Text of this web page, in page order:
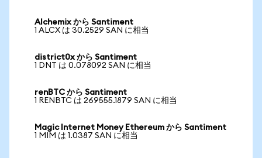
Alchemix から Santiment
1 ALCX は 30.2529 SAN に相当
district0x から Santiment
1 DNT は 0.078092 SAN に相当
renBTC から Santiment
1 RENBTC は 269555.1879 SAN に相当
Magic Internet Money Ethereum から Santiment
1 MIM は 1.0387 SAN に相当